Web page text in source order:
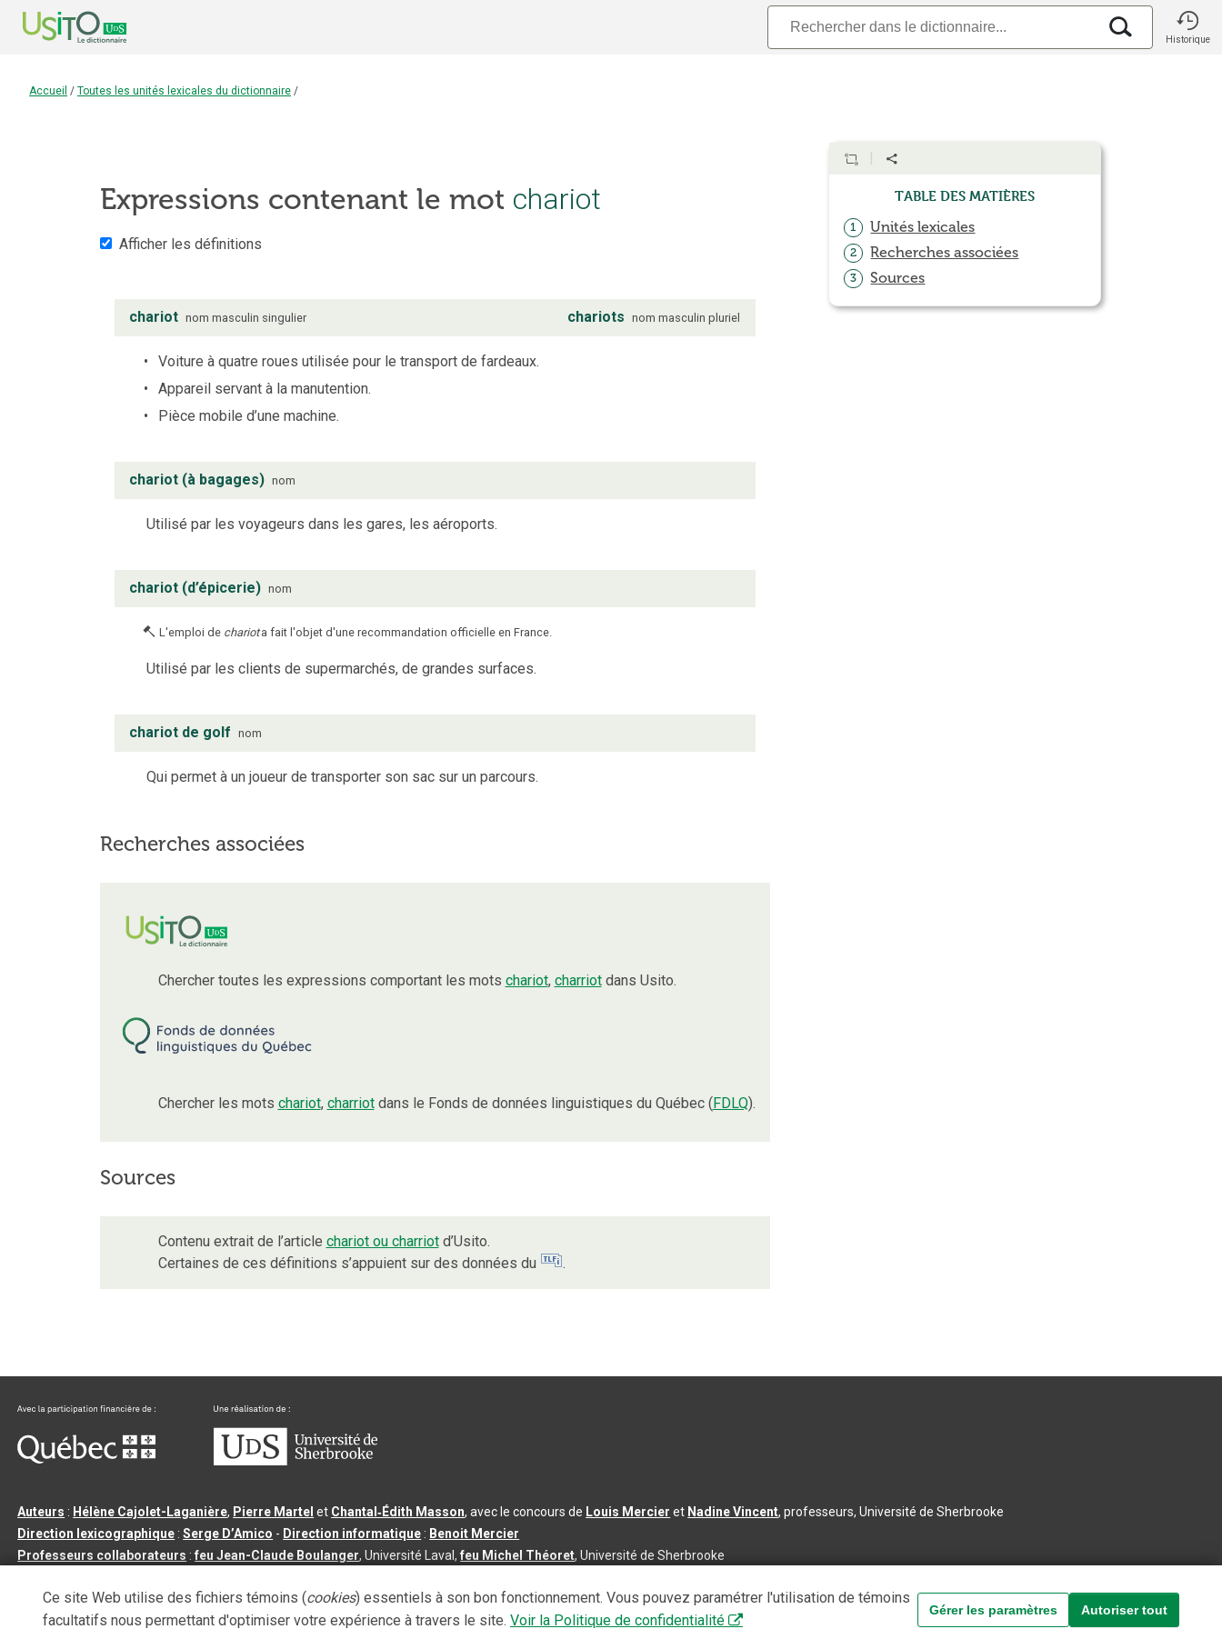
Historique
Accueil / Toutes les unités lexicales du dictionnaire /
Expressions contenant le mot chariot
Afficher les définitions
chariot nom masculin singulier chariots nom masculin pluriel
Voiture à quatre roues utilisée pour le transport de fardeaux.
Appareil servant à la manutention.
Pièce mobile d’une machine.
chariot (à bagages) nom
Utilisé par les voyageurs dans les gares, les aéroports.
chariot (d’épicerie) nom
L'emploi de chariot a fait l'objet d'une recommandation officielle en France.
Utilisé par les clients de supermarchés, de grandes surfaces.
chariot de golf nom
Qui permet à un joueur de transporter son sac sur un parcours.
Recherches associées
Chercher toutes les expressions comportant les mots chariot, charriotdans Usito.
Chercher les mots chariot, charriotdans le Fonds de données linguistiques du Québec (FDLQ).
Sources
Contenu extrait de l’article chariot ou charriotd’Usito.
Certaines de ces définitions s’appuient sur des données du
.
Table des matières
1 Unités lexicales
2 Recherches associées
3 Sources
Auteurs : Hélène Cajolet-Laganière, Pierre Martel et Chantal‑Édith Masson, avec le concours de Louis Mercier et Nadine Vincent, professeurs, Université de Sherbrooke
Direction lexicographique :Serge D’Amico - Direction informatique : Benoit Mercier
Professeurs collaborateurs :feu Jean-Claude Boulanger, Université Laval,feu Michel Théoret, Université de Sherbrooke
Tous droits réservés©Université de Sherbrooke |3.2.2- Dernière mise à jour du contenu :2026-08-03
Ce site Web utilise des fichiers témoins (cookies) essentiels à son bon fonctionnement. Vous pouvez paramétrer l'utilisation de témoins
facultatifs nous permettant d'optimiser votre expérience à travers le site. Voir la Politique de confidentialité
Gérer les paramètres Autoriser tout